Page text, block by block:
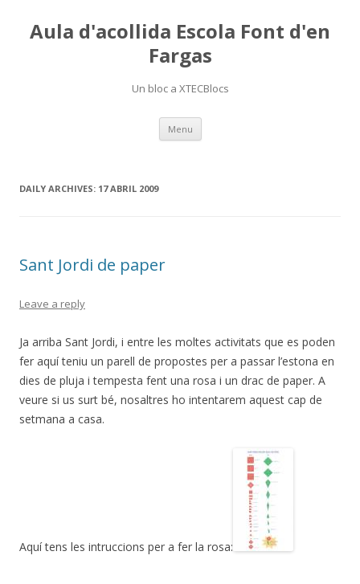
Aula d'acollida Escola Font d'en
Fargas
Un bloc a XTECBlocs
Menu Skip
content
DAILY ARCHIVES: 17 ABRIL 2009
Sant Jordi de paper
Leave a reply
Ja arriba Sant Jordi, i entre les moltes activitats que es poden
fer aquí teniu un parell de propostes per a passar l’estona en
dies de pluja i tempesta fent una rosa i un drac de paper. A
veure si us surt bé, nosaltres ho intentarem aquest cap de
setmana a casa.
Aquí tens les intruccions per a fer la rosa: